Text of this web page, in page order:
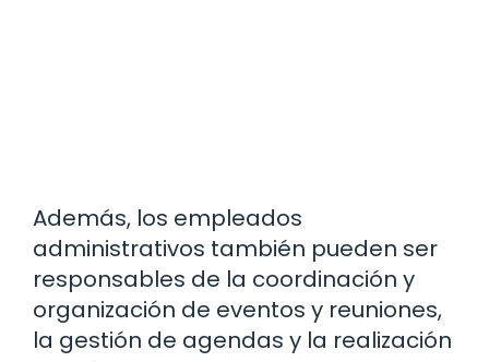
Además, los empleados
administrativos también pueden ser
responsables de la coordinación y
organización de eventos y reuniones,
la gestión de agendas y la realización